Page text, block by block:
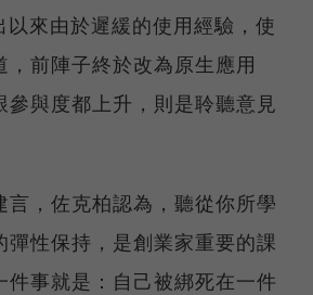
來由於遲緩的使用經驗，使
，前陣子終於改為原生應用
參與度都上升，則是聆聽意見
言，佐克柏認為，聽從你所學
彈性保持，是創業家重要的課
件事就是：自己被綁死在一件